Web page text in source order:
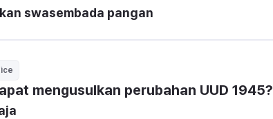
swasembada pangan
mengusulkan perubahan UUD 1945?